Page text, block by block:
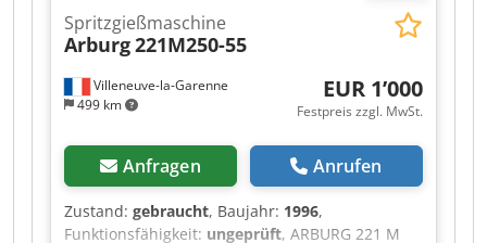
Villeneuve-la-Garenne
499 km
Spritzgießmaschine
Arburg221M250-55
EUR 1’000
Festpreis zzgl. MwSt.
Anfragen Anrufen
Zustand: gebraucht, Baujahr: 1996,
Funktionsfähigkeit: ungeprüft, ARBURG 221 M